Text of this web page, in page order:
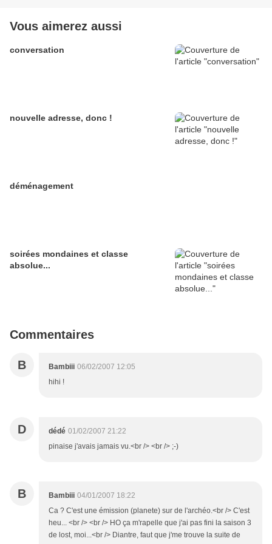
Vous aimerez aussi
conversation
nouvelle adresse, donc !
déménagement
soirées mondaines et classe
absolue...
Commentaires
B Bambiii 06/02/2007 12:05
hihi !
D dédé 01/02/2007 21:22
pinaise j'avais jamais vu.<br /> <br /> ;-)
B Bambiii 04/01/2007 18:22
Ca ? C'est une émission (planete) sur de l'archéo.<br /> C'est
heu... <br /> <br /> HO ça m'rapelle que j'ai pas fini la saison 3
de lost, moi...<br /> Diantre, faut que j'me trouve la suite de